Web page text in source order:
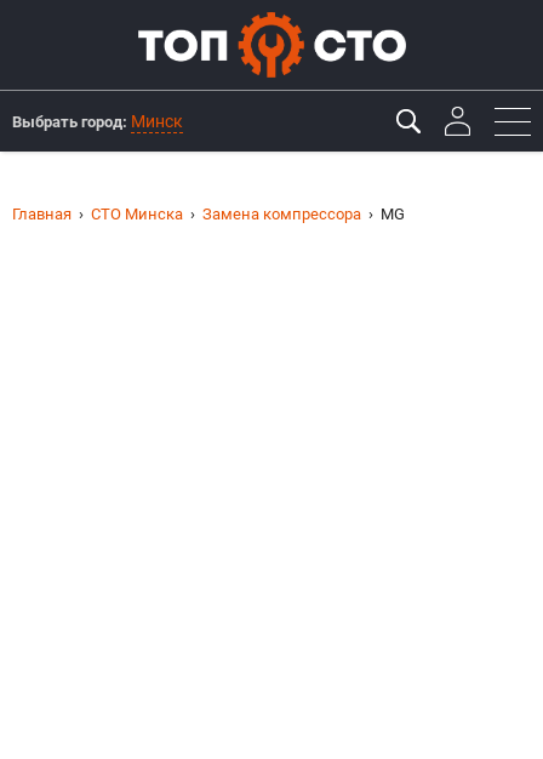
Выбрать город: Минск
Главная СТО Минска Замена компрессора MG